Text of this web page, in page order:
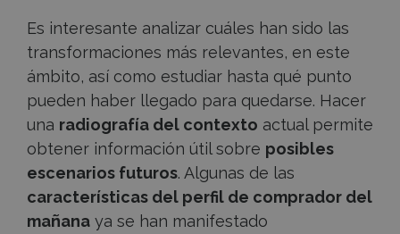
Es interesante analizar cuáles han sido las
transformaciones más relevantes, en este
ámbito, así como estudiar hasta qué punto
pueden haber llegado para quedarse. Hacer
una radiografía del contexto actual permite
obtener información útil sobre posibles
escenarios futuros. Algunas de las
características del perfil de comprador del
mañana ya se han manifestado